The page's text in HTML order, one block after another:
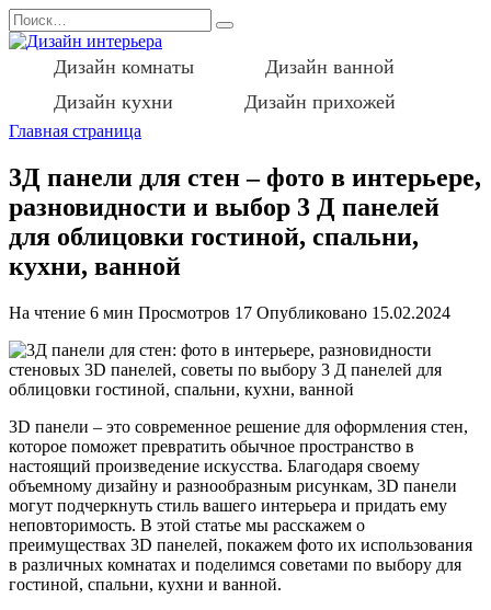
Перейти
к
содержанию
Search
for:
Дизайн комнаты
Дизайн ванной
Дизайн кухни
Дизайн прихожей
Главная страница
3Д панели для стен – фото в интерьере,
разновидности и выбор 3 Д панелей
для облицовки гостиной, спальни,
кухни, ванной
На чтение 6 мин Просмотров 17 Опубликовано 15.02.2024
3D панели – это современное решение для оформления стен,
которое поможет превратить обычное пространство в
настоящий произведение искусства. Благодаря своему
объемному дизайну и разнообразным рисункам, 3D панели
могут подчеркнуть стиль вашего интерьера и придать ему
неповторимость. В этой статье мы расскажем о
преимуществах 3D панелей, покажем фото их использования
в различных комнатах и поделимся советами по выбору для
гостиной, спальни, кухни и ванной.